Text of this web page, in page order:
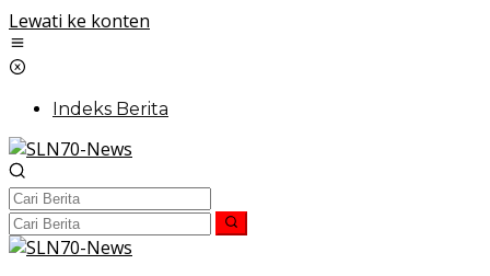
Lewati ke konten
Indeks Berita